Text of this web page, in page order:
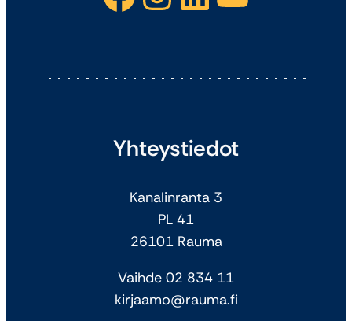
Yhteystiedot
Kanalinranta 3
PL 41
26101 Rauma
Vaihde 02 834 11
kirjaamo@rauma.fi